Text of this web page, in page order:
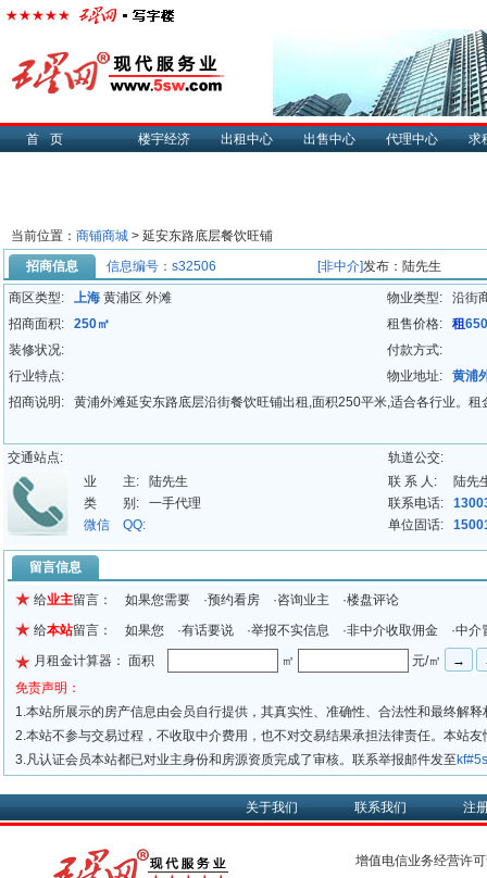
首页 楼宇经济 出租中心 出售中心 代理中心 求
当前位置： 商铺商城 > 延安东路底层餐饮旺铺
招商信息
信息编号：s32506 [非中介]发布：陆先生
商区类型: 上海 黄浦区 外滩 物业类型:
沿街
招商面积:
250㎡ 租售价格: 租
装修状况:
付款方式:
行业特点:
物业地址:
黄浦
招商说明:
黄浦外滩延安东路底层沿街餐饮旺铺出租,面积250平米,适合各行业。
交通站点:
轨道公交:
业 主:
陆先生 联 系 人:
陆先
类 别:
一手代理 联系电话:
微信 QQ:
单位固话:
留言信息
给业主留言： 如果您需要 ·预约看房 ·咨询业主 ·楼盘评论
给本站留言： 如果您 ·有话要说 ·举报不实信息 ·非中介收取佣金 ·中介
月租金计算器： 面积
㎡
元/㎡
免责声明：
1.本站所展示的房产信息由会员自行提供，其真实性、准确性、合法性和最终解
2.本站不参与交易过程，不收取中介费用，也不对交易结果承担法律责任。本站
3.凡认证会员本站都已对业主身份和房源资质完成了审核。联系举报邮件发至
关于我们 联系我们 注
增值电信业务经营许